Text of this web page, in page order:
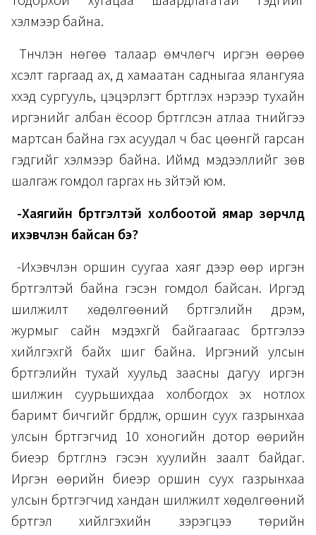
хэлмээр байна.
​Түүнчлэн нөгөө талаар өмчлөгч иргэн өөрөө
хүсэлт гаргаад ах, дүү хамаатан садныгаа ялангуяа
хүүхэд сургууль, цэцэрлэгт бүртгүүлэх нэрээр тухайн
иргэнийг албан ёсоор бүртгүүлсэн атлаа түүнийгээ
мартсан байна гэх асуудал ч бас цөөнгүй гарсан
гэдгийг хэлмээр байна. Иймд мэдээллийг зөв
шалгаж гомдол гаргах нь зүйтэй юм.
-Хаягийн бүртгэлтэй холбоотой ямар зөрчлүүд
ихэвчлэн байсан бэ?
-Ихэвчлэн оршин суугаа хаяг дээр өөр иргэн
бүртгэлтэй байна гэсэн гомдол байсан. Иргэд
шилжилт хөдөлгөөний бүртгэлийн дүрэм,
журмыг сайн мэдэхгүй байгаагаас бүртгэлээ
хийлгэхгүй байх шиг байна. Иргэний улсын
бүртгэлийн тухай хуульд заасны дагуу иргэн
шилжин суурьшихдаа холбогдох эх нотлох
баримт бичгийг бүрдүүлж, оршин суух газрынхаа
улсын бүртгэгчид 10 хоногийн дотор өөрийн
биеэр бүртгүүлнэ гэсэн хуулийн заалт байдаг.
Иргэн өөрийн биеэр оршин суух газрынхаа
улсын бүртгэгчид хандан шилжилт хөдөлгөөний
бүртгэл хийлгэхийн зэрэгцээ төрийн